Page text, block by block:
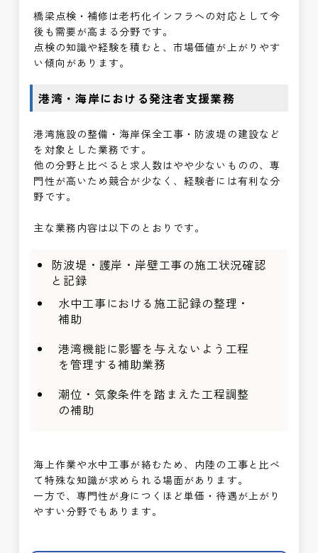
橋梁点検・補修は老朽化インフラへの対応として今
後も需要が高まる分野です。
点検の知識や経験を積むと、市場価値が上がりやす
い傾向があります。
港湾・海岸における発注者支援業務
港湾施設の整備・海岸保全工事・防波堤の建設など
を対象とした業務です。
他の分野と比べると求人数はやや少ないものの、専
門性が高いため競合が少なく、経験者には有利な分
野です。
主な業務内容は以下のとおりです。
防波堤・護岸・岸壁工事の施工状況確認
と記録
水中工事における施工記録の整理・
補助
港湾機能に影響を与えないよう工程
を管理する補助業務
潮位・気象条件を踏まえた工程調整
の補助
海上作業や水中工事が絡むため、内陸の工事と比べ
て特殊な知識が求められる場面があります。
一方で、専門性が身につくほど単価・待遇が上がり
やすい分野でもあります。